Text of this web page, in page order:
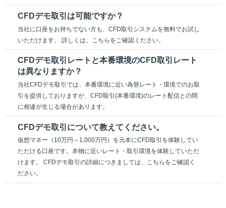
CFDデモ取引は可能ですか？
当社に口座をお持ちでない方も、CFD取引システムを無料でお試し
いただけます。 詳しくは、こちらをご確認ください。
CFDデモ取引レートと本番環境のCFD取引レート
は異なりますか？
当社CFDデモ取引では、本番環境に近い為替レート・環境でのお取
引を提供しておりますが、CFD取引(本番環境)のレート配信との間
に相違が生じる場合があります。
CFDデモ取引について教えてください。
仮想マネー（10万円～1,000万円）を元本にCFD取引を体験してい
ただける口座です。本物に近いレート・取引環境を体験していただ
けます。 CFDデモ取引の詳細につきましては、こちらをご確認く
ださい。